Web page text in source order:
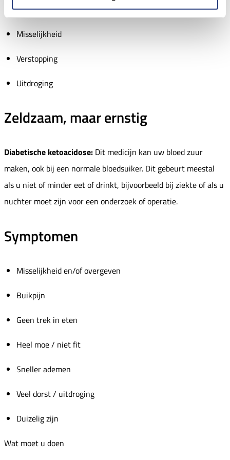
Vaker plassen
Misselijkheid
Verstopping
Uitdroging
Zeldzaam, maar ernstig
Diabetische ketoacidose: Dit medicijn kan uw bloed zuur
maken, ook bij een normale bloedsuiker. Dit gebeurt meestal
als u niet of minder eet of drinkt, bijvoorbeeld bij ziekte of als u
nuchter moet zijn voor een onderzoek of operatie.
Symptomen
Misselijkheid en/of overgeven
Buikpijn
Geen trek in eten
Heel moe / niet fit
Sneller ademen
Veel dorst / uitdroging
Duizelig zijn
Wat moet u doen